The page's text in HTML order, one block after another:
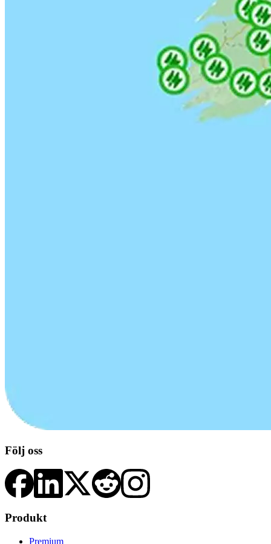
Följ oss
Produkt
Premium